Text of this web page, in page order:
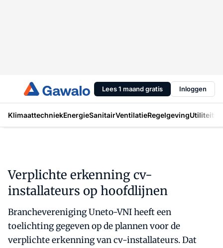
Lees 1 maand gratis Inloggen
KlimaattechniekEnergieSanitairVentilatieRegelgevingUtiliteit
Verplichte erkenning cv-
installateurs op hoofdlijnen
Branchevereniging Uneto-VNI heeft een
toelichting gegeven op de plannen voor de
verplichte erkenning van cv-installateurs. Dat